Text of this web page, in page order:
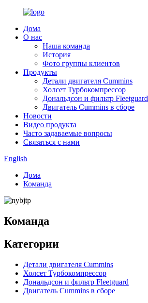
Дома
О нас
Наша команда
История
Фото группы клиентов
Продукты
Детали двигателя Cummins
Холсет Турбокомпрессор
Дональдсон и фильтр Fleetguard
Двигатель Cummins в сборе
Новости
Видео продукта
Часто задаваемые вопросы
Связаться с нами
English
Дома
Команда
Команда
Категории
Детали двигателя Cummins
Холсет Турбокомпрессор
Дональдсон и фильтр Fleetguard
Двигатель Cummins в сборе